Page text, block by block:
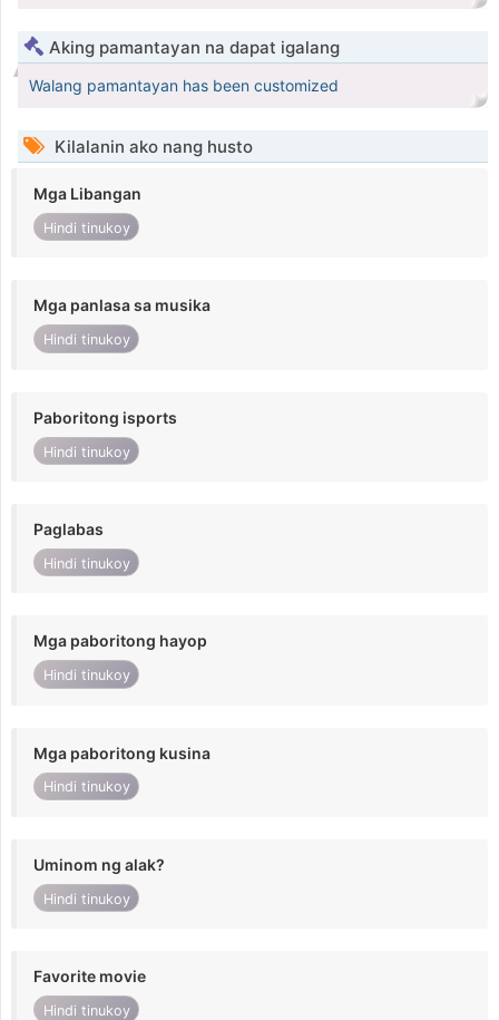
Aking pamantayan na dapat igalang
Walang pamantayan has been customized
Kilalanin ako nang husto
Mga Libangan
Hindi tinukoy
Mga panlasa sa musika
Hindi tinukoy
Paboritong isports
Hindi tinukoy
Paglabas
Hindi tinukoy
Mga paboritong hayop
Hindi tinukoy
Mga paboritong kusina
Hindi tinukoy
Uminom ng alak?
Hindi tinukoy
Favorite movie
Hindi tinukoy